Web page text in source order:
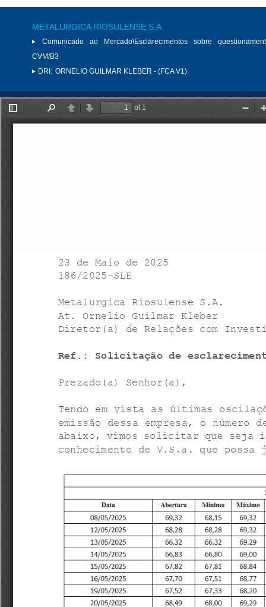
METALURGICA RIOSULENSE S.A.
Comunicado ao Mercado\Esclarecimentos sobre
CVM/B3
DRI: ORNELIO GUILMAR KLEBER - (FCA V1)